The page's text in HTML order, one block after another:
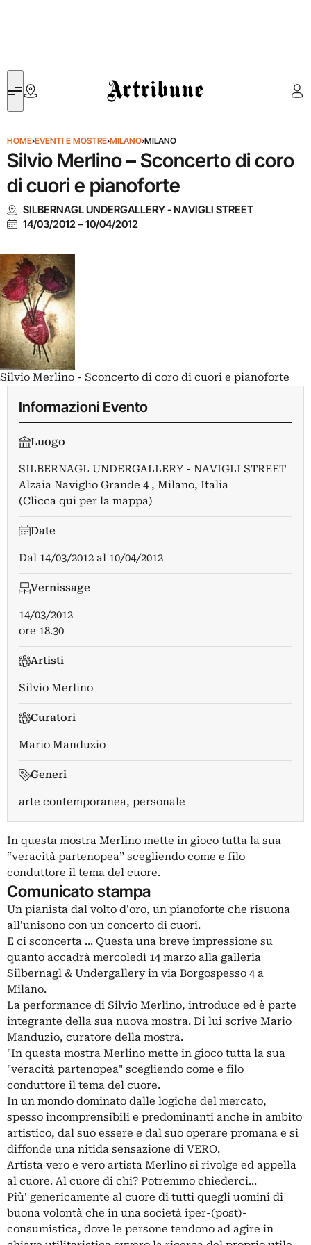
Artribune
HOME›EVENTI E MOSTRE›MILANO›MILANO
Silvio Merlino – Sconcerto di coro
di cuori e pianoforte
SILBERNAGL UNDERGALLERY - NAVIGLI STREET
14/03/2012–10/04/2012
Silvio Merlino - Sconcerto di coro di cuori e pianoforte
Informazioni Evento
Luogo
SILBERNAGL UNDERGALLERY - NAVIGLI STREET
Alzaia Naviglio Grande 4 , Milano, Italia
(Clicca qui per la mappa)
Date
Dal 14/03/2012 al 10/04/2012
Vernissage
14/03/2012
ore 18.30
Artisti
Silvio Merlino
Curatori
Mario Manduzio
Generi
arte contemporanea, personale
In questa mostra Merlino mette in gioco tutta la sua
“veracità partenopea” scegliendo come e filo
conduttore il tema del cuore.
Comunicato stampa
Un pianista dal volto d'oro, un pianoforte che risuona
all'unisono con un concerto di cuori.
E ci sconcerta ... Questa una breve impressione su
quanto accadrà mercoledì 14 marzo alla galleria
Silbernagl & Undergallery in via Borgospesso 4 a
Milano.
La performance di Silvio Merlino, introduce ed è parte
integrante della sua nuova mostra. Di lui scrive Mario
Manduzio, curatore della mostra.
"In questa mostra Merlino mette in gioco tutta la sua
"veracità partenopea" scegliendo come e filo
conduttore il tema del cuore.
In un mondo dominato dalle logiche del mercato,
spesso incomprensibili e predominanti anche in ambito
artistico, dal suo essere e dal suo operare promana e si
diffonde una nitida sensazione di VERO.
Artista vero e vero artista Merlino si rivolge ed appella
al cuore. Al cuore di chi? Potremmo chiederci...
Più' genericamente al cuore di tutti quegli uomini di
buona volontà che in una società iper-(post)-
consumistica, dove le persone tendono ad agire in